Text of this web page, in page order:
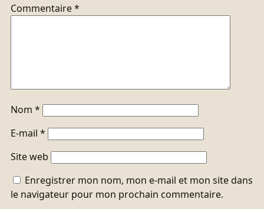
Commentaire*
Nom *
E-mail *
Site web
Enregistrer mon nom, mon e-mail et mon site dans
le navigateur pour mon prochain commentaire.